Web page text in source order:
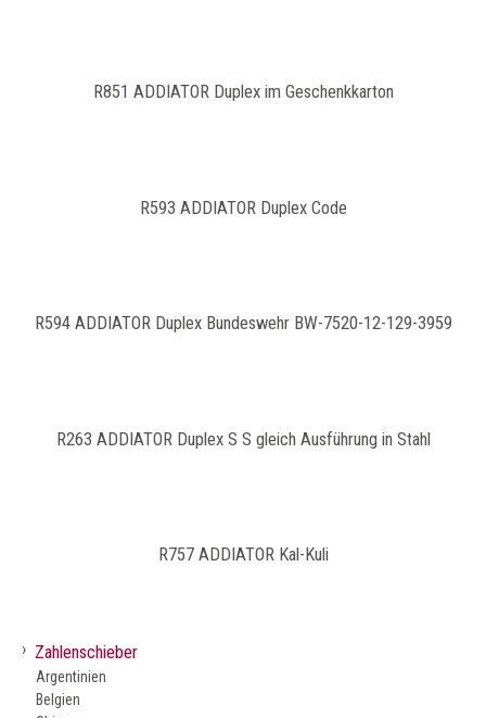
R851 ADDIATOR Duplex im Geschenkkarton
R593 ADDIATOR Duplex Code
R594 ADDIATOR Duplex Bundeswehr BW-7520-12-129-3959
R263 ADDIATOR Duplex S S gleich Ausführung in Stahl
R757 ADDIATOR Kal-Kuli
› Zahlenschieber
Argentinien
Belgien